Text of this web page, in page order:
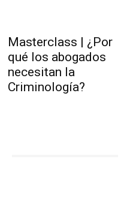
Masterclass | ¿Por
qué los abogados
necesitan la
Criminología?